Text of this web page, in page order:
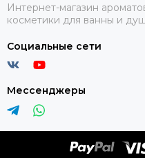
Интернет-магазин
косметики для ванны и
Социальные сети
Мессенджеры